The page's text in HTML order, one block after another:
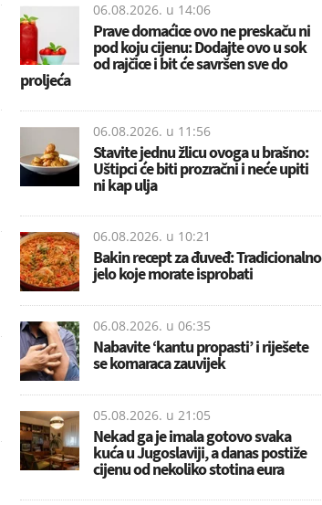
06.08.2026. u 14:06
Prave domaćice ovo ne preskaču ni
pod koju cijenu: Dodajte ovo u sok
od rajčice i bit će savršen sve do
proljeća
06.08.2026. u 11:56
Stavite jednu žlicu ovoga u brašno:
Uštipci će biti prozračni i neće upiti
ni kap ulja
06.08.2026. u 10:21
Bakin recept za đuveđ: Tradicionalno
jelo koje morate isprobati
06.08.2026. u 06:35
Nabavite ‘kantu propasti’ i riješete
se komaraca zauvijek
05.08.2026. u 21:05
Nekad ga je imala gotovo svaka
kuća u Jugoslaviji, a danas postiže
cijenu od nekoliko stotina eura